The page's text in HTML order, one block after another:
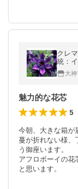
クレ
統：
レリ
大
魅力的な花芯
5
今朝、大きな箱が
蔓が折れない様、
う御座います。
アフロボーイの花
と思います。